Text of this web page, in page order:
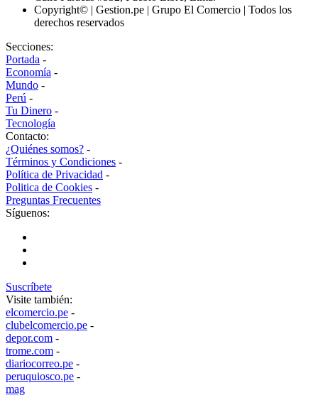
Copyright© | Gestion.pe | Grupo El Comercio | Todos los
derechos reservados
Secciones:
Portada -
Economía -
Mundo -
Perú -
Tu Dinero -
Tecnología
Contacto:
¿Quiénes somos? -
Términos y Condiciones -
Política de Privacidad -
Politica de Cookies -
Preguntas Frecuentes
Síguenos:
Suscríbete
Visite también:
elcomercio.pe -
clubelcomercio.pe -
depor.com -
trome.com -
diariocorreo.pe -
peruquiosco.pe -
mag